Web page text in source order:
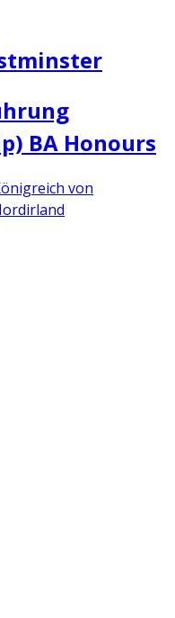
BA Honours
von